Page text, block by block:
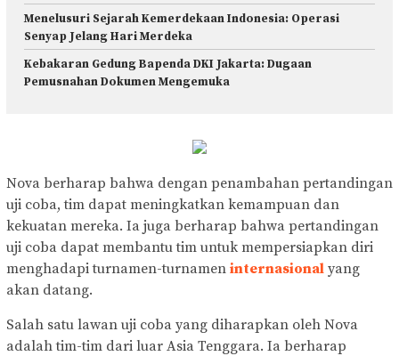
Menelusuri Sejarah Kemerdekaan Indonesia: Operasi
Senyap Jelang Hari Merdeka
Kebakaran Gedung Bapenda DKI Jakarta: Dugaan
Pemusnahan Dokumen Mengemuka
Nova berharap bahwa dengan penambahan pertandingan
uji coba, tim dapat meningkatkan kemampuan dan
kekuatan mereka. Ia juga berharap bahwa pertandingan
uji coba dapat membantu tim untuk mempersiapkan diri
menghadapi turnamen-turnamen internasional yang
akan datang.
Salah satu lawan uji coba yang diharapkan oleh Nova
adalah tim-tim dari luar Asia Tenggara. Ia berharap